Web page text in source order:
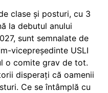
clase și posturi, cu 3
la debutul anului
sunt semnalate de
vicepreședinte USLI
o comite grav de tot.
disperați că oamenii
Ce se întâmplă cu